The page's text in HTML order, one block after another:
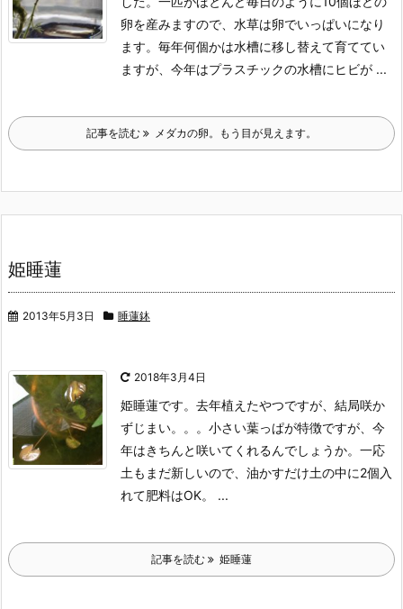
卵を産みますので、水草は卵でいっぱいになり
ます。 毎年何個かは水槽に移し替えて育ててい
ますが、今年はプラスチックの水槽にヒビが ...
記事を読む メダカの卵。もう目が見えます。
姫睡蓮
2013年5月3日 睡蓮鉢
2018年3月4日
姫睡蓮です。 去年植えたやつですが、結局咲か
ずじまい。。。 小さい葉っぱが特徴ですが、今
年はきちんと咲いてくれるんでしょうか。 一応
土もまだ新しいので、油かすだけ土の中に2個入
れて肥料はOK。
...
記事を読む 姫睡蓮